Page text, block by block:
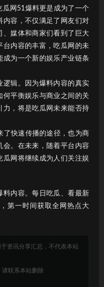
网51爆料更是成为了一个
内容，不仅满足了网友们对
、媒体和商家们看到了巨大
台内容的丰富，吃瓜网的未
为一个新的娱乐产业链条
逻辑。因为爆料内容的真实
何平衡娱乐与商业之间的关
力，将是吃瓜网未来能否持
了快速传播的途径，也为商
。在未来，随着平台内容
瓜网将继续成为人们关注娱
料内容。每日吃瓜、看最新
第一时间获取全网热点大
资讯分享汇总，不代表本站
联系本站删除